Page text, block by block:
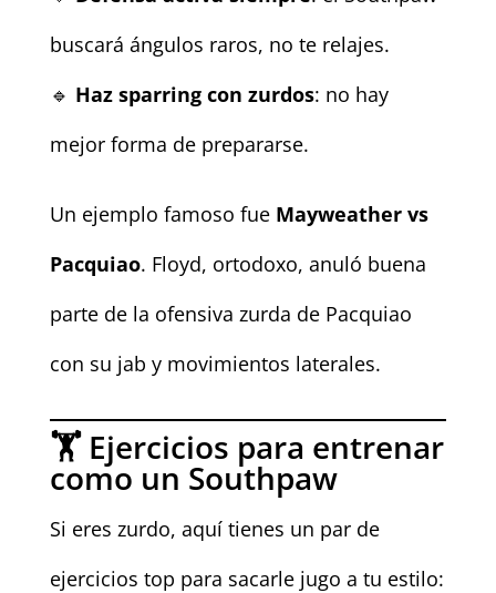
buscará ángulos raros, no te relajes.
🔹 Haz sparring con zurdos: no hay
mejor forma de prepararse.
Un ejemplo famoso fue Mayweather vs
Pacquiao. Floyd, ortodoxo, anuló buena
parte de la ofensiva zurda de Pacquiao
con su jab y movimientos laterales.
🏋️ Ejercicios para entrenar
como un Southpaw
Si eres zurdo, aquí tienes un par de
ejercicios top para sacarle jugo a tu estilo: